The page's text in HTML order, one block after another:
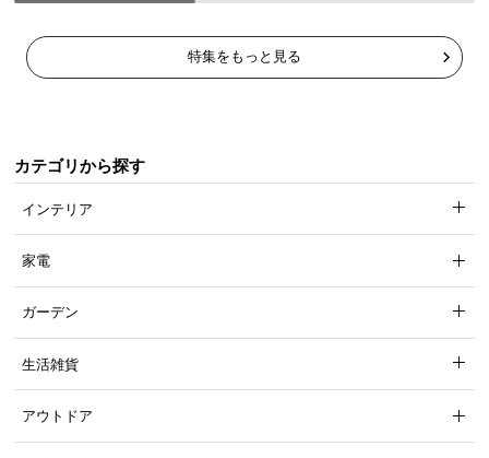
特集をもっと見る
カテゴリから探す
インテリア
家電
ガーデン
生活雑貨
アウトドア